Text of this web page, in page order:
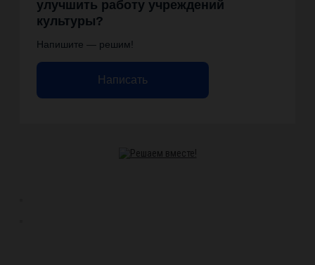
улучшить работу учреждений
культуры?
Напишите — решим!
Написать